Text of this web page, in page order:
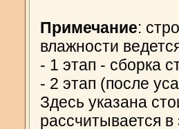
Примечание:
влажности
- 1 этап - сборка
- 2 этап (после
Здесь указана
рассчитывается